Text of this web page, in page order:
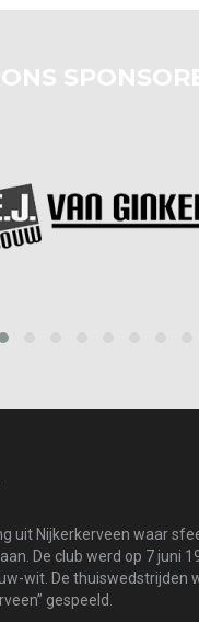
uit Nijkerkerveen waar
De club werd op 7 juni
wit. De thuiswedstrijden
gespeeld.